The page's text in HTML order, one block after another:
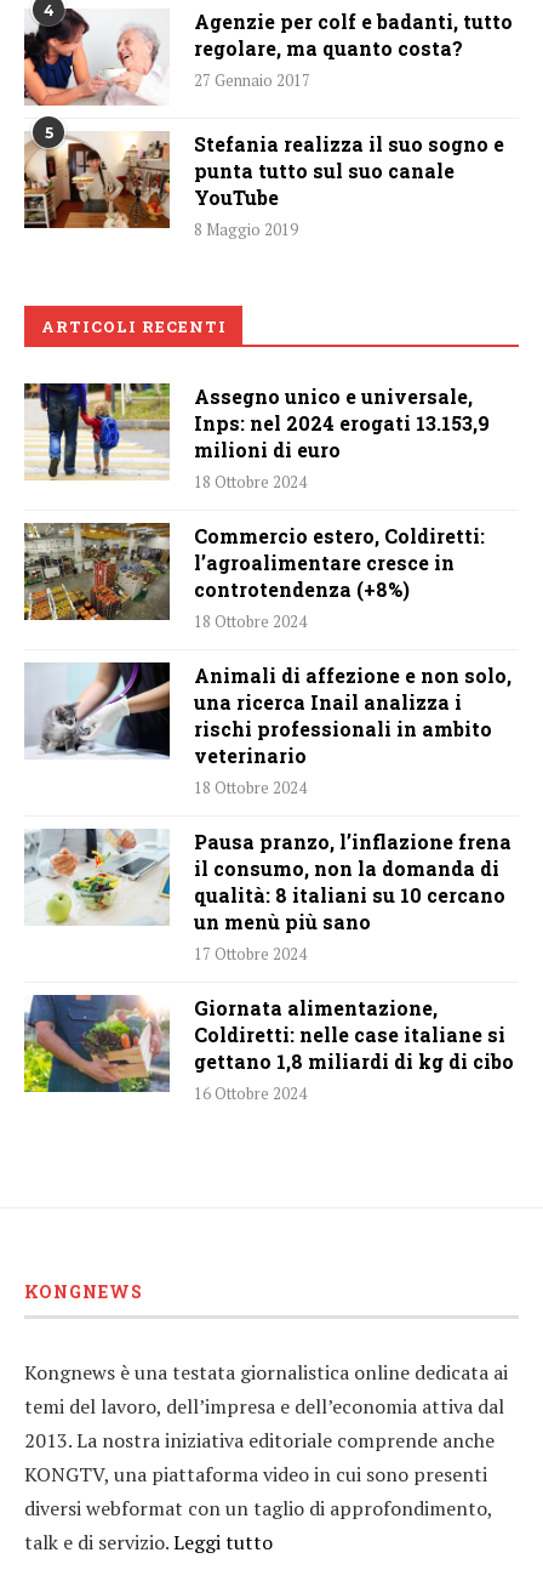
4
Agenzie per colf e badanti, tutto
regolare, ma quanto costa?
27 Gennaio 2017
5
Stefania realizza il suo sogno e
punta tutto sul suo canale
YouTube
8 Maggio 2019
ARTICOLI RECENTI
Assegno unico e universale,
Inps: nel 2024 erogati 13.153,9
milioni di euro
18 Ottobre 2024
Commercio estero, Coldiretti:
l’agroalimentare cresce in
controtendenza (+8%)
18 Ottobre 2024
Animali di affezione e non solo,
una ricerca Inail analizza i
rischi professionali in ambito
veterinario
18 Ottobre 2024
Pausa pranzo, l’inflazione frena
il consumo, non la domanda di
qualità: 8 italiani su 10 cercano
un menù più sano
17 Ottobre 2024
Giornata alimentazione,
Coldiretti: nelle case italiane si
gettano 1,8 miliardi di kg di cibo
16 Ottobre 2024
KONGNEWS
Kongnews è una testata giornalistica online dedicata ai
temi del lavoro, dell’impresa e dell’economia attiva dal
2013. La nostra iniziativa editoriale comprende anche
KONGTV, una piattaforma video in cui sono presenti
diversi webformat con un taglio di approfondimento,
talk e di servizio.Leggi tutto